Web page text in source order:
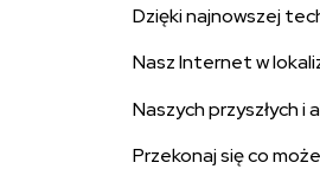
Dzięki najnowszej
Nasz Internet w
Naszych przyszłych
Przekonaj się co